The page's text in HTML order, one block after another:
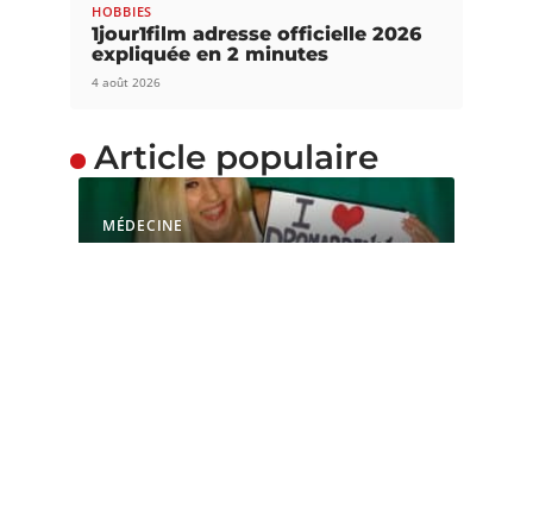
HOBBIES
1jour1film adresse officielle 2026
expliquée en 2 minutes
4 août 2026
Article populaire
MÉDECINE